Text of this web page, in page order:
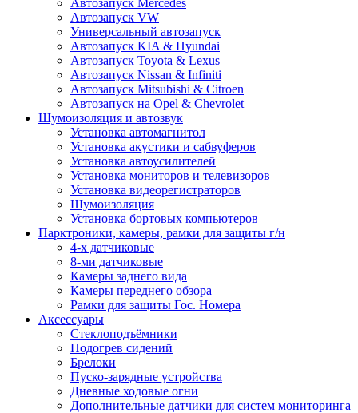
Автозапуск VW
Универсальный автозапуск
Автозапуск KIA & Hyundai
Автозапуск Toyota & Lexus
Автозапуск Nissan & Infiniti
Автозапуск Mitsubishi & Citroen
Автозапуск на Opel & Chevrolet
Шумоизоляция и автозвук
Установка автомагнитол
Установка акустики и сабвуферов
Установка автоусилителей
Установка мониторов и телевизоров
Установка видеорегистраторов
Шумоизоляция
Установка бортовых компьютеров
Парктроники, камеры, рамки для защиты г/н
4-х датчиковые
8-ми датчиковые
Камеры заднего вида
Камеры переднего обзора
Рамки для защиты Гос. Номера
Аксессуары
Стеклоподъёмники
Подогрев сидений
Брелоки
Пуско-зарядные устройства
Дневные ходовые огни
Дополнительные датчики для систем мониторинга